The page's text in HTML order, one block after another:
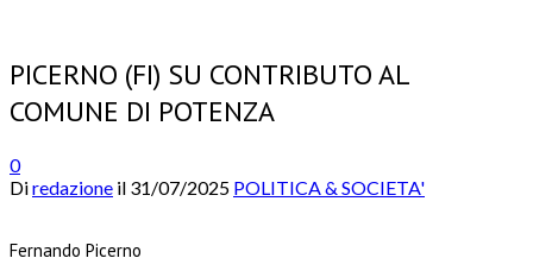
PICERNO (FI) SU CONTRIBUTO AL
COMUNE DI POTENZA
0
Diredazione il 31/07/2025 POLITICA & SOCIETA'
Fernando Picerno